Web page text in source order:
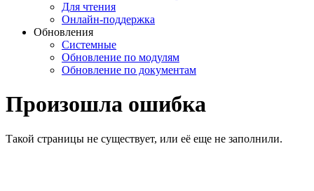
Для чтения
Онлайн-поддержка
Обновления
Системные
Обновление по модулям
Обновление по документам
Произошла ошибка
Такой страницы не существует, или её еще не заполнили.